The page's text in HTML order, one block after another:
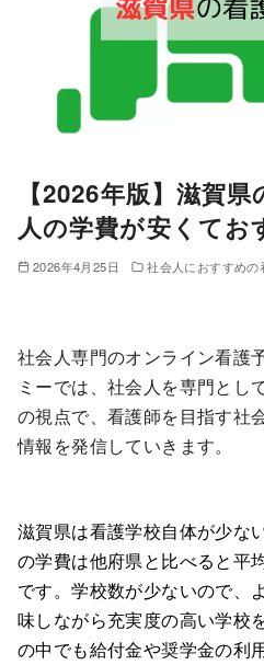
【2026年版】滋賀
人の学費が安くてお
2026年4月25日 社会人におすすめの
社会人専門のオンライン看護
ミーでは、社会人を専門とし
の視点で、看護師を目指す社
情報を発信していきます。
滋賀県は看護学校自体が少な
の学費は他府県と比べると平
です。学校数が少ないので、
味しながら充実度の高い学校
の中でも給付金や奨学金の利